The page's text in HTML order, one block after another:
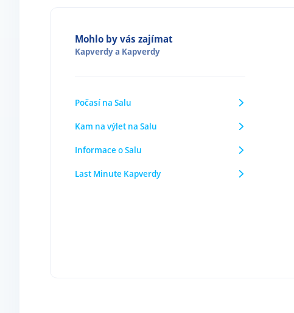
Mohlo by vás zajímat
Kapverdya Kapverdy
Počasí na Salu
Kam na výlet na Salu
Informace o Salu
Last Minute Kapverdy